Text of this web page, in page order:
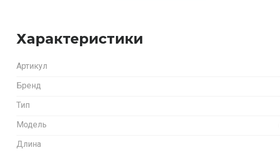
Характеристики
Артикул
Бренд
Тип
Модель
Длина